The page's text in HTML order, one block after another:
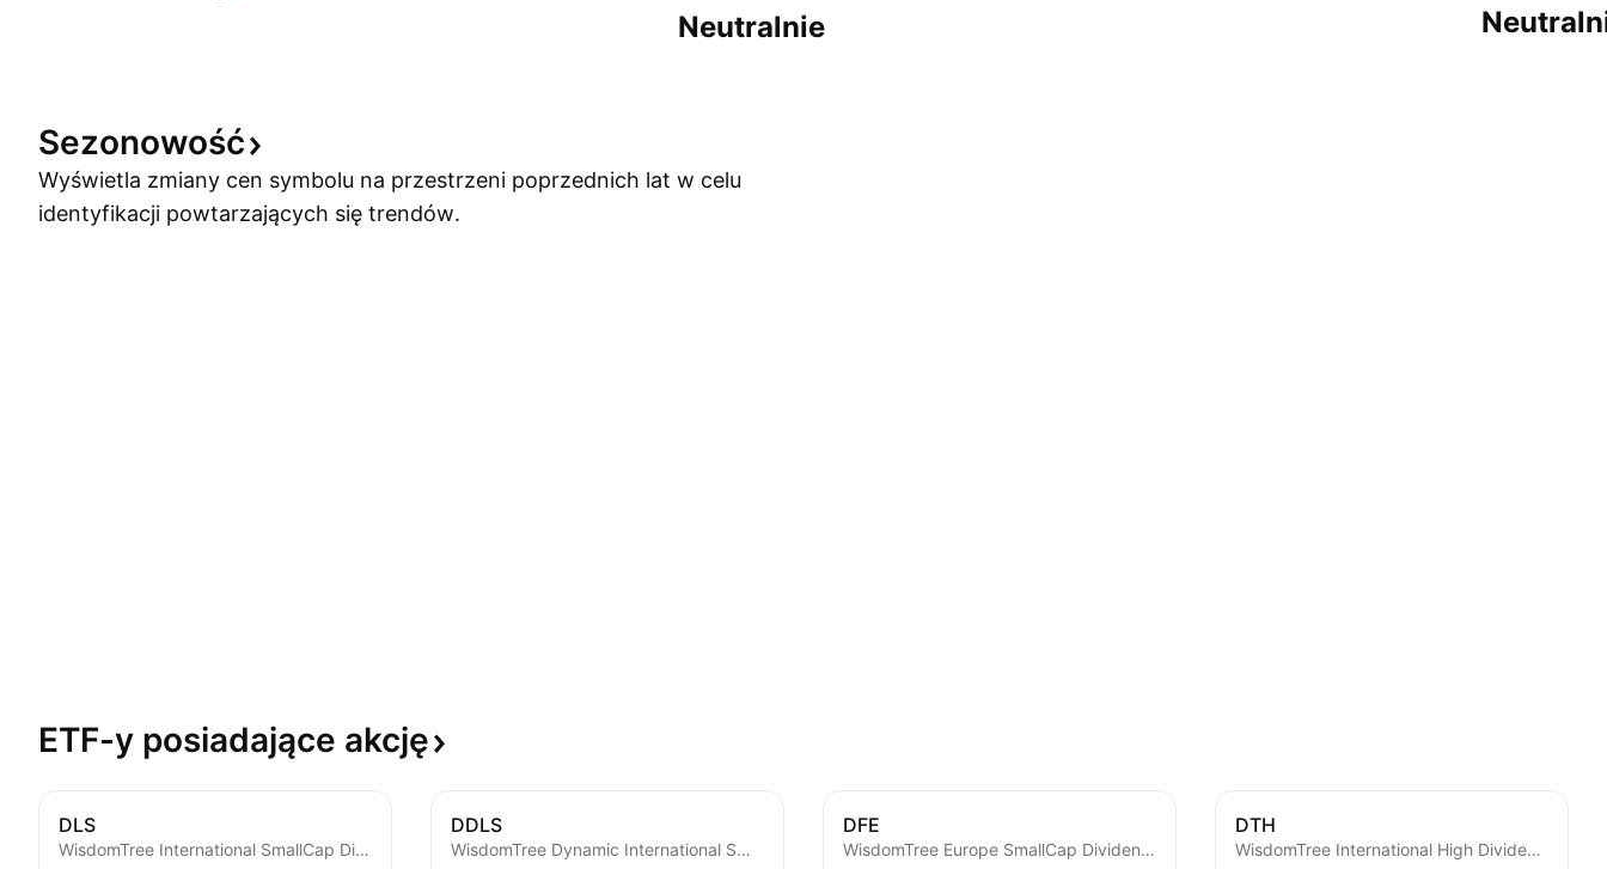
Neutralnie
Sezonowość
Wyświetla zmiany cen symbolu na przestrzeni poprzednich lat w celu
identyfikacji powtarzających się trendów.
ETF-y posiadające akcję
DLS
WisdomTree International SmallCap Dividend Fund
DDLS
WisdomTree Dynamic International SmallCap Equity Fund
DFE
WisdomTree Europe SmallCap Dividend Fund
DTH
WisdomTree International High Dividend Fund